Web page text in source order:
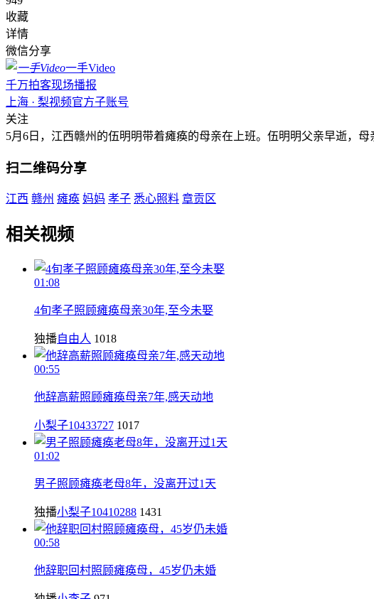
收藏
详情
微信分享
一手Video
千万拍客现场播报
上海 · 梨视频官方子账号
关注
5月6日，江西赣州的伍明明带着瘫痪的母亲在上班。伍明明父亲早逝，
扫二维码分享
江西 赣州 瘫痪 妈妈 孝子 悉心照料 章贡区
相关视频
01:08
4旬孝子照顾瘫痪母亲30年,至今未娶
独播自由人 1018
00:55
他辞高薪照顾瘫痪母亲7年,感天动地
小梨子10433727 1017
01:02
男子照顾瘫痪老母8年，没离开过1天
独播小梨子10410288 1431
00:58
他辞职回村照顾瘫痪母，45岁仍未婚